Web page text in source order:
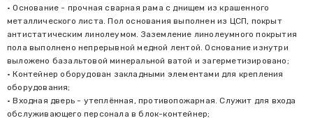
• Основание - прочная сварная рама с днищем из крашенного
металлического листа. Пол основания выполнен из ЦСП, покрыт
антистатическим линолеумом. Заземление линолеумного покрытия
пола выполнено непрерывной медной лентой. Основание изнутри
выложено базальтовой минеральной ватой и загерметизировано;
• Контейнер оборудован закладными элементами для крепления
оборудования;
• Входная дверь - утеплённая, противопожарная. Служит для входа
обслуживающего персонала в блок-контейнер;